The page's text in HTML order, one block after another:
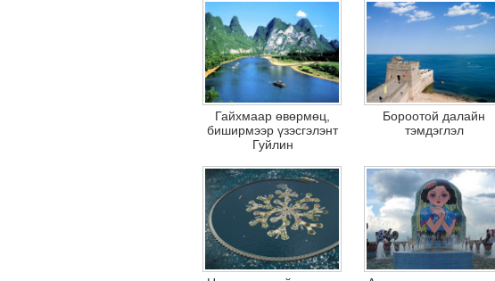
Гайхмаар өвөрмөц,
биширмээр үзэсгэлэнт
Гуйлин
Бороотой далайн
тэмдэглэл